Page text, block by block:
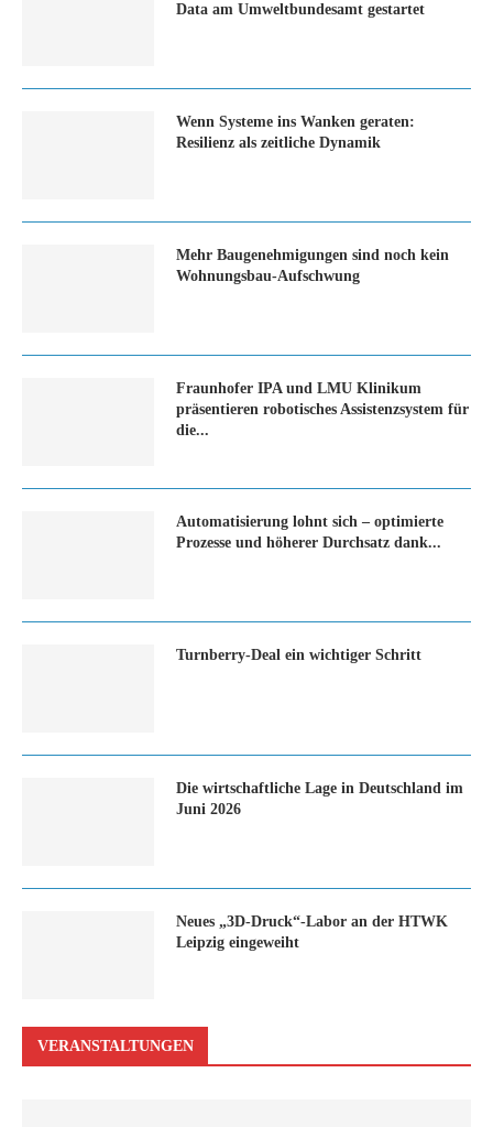
Data am Umweltbundesamt gestartet
Wenn Systeme ins Wanken geraten:
Resilienz als zeitliche Dynamik
Mehr Baugenehmigungen sind noch kein
Wohnungsbau-Aufschwung
Fraunhofer IPA und LMU Klinikum
präsentieren robotisches Assistenzsystem für
die...
Automatisierung lohnt sich – optimierte
Prozesse und höherer Durchsatz dank...
Turn­ber­ry-Deal ein wich­ti­ger Schritt
Die wirtschaftliche Lage in Deutschland im
Juni 2026
Neues „3D-Druck“-Labor an der HTWK
Leipzig eingeweiht
VERANSTALTUNGEN